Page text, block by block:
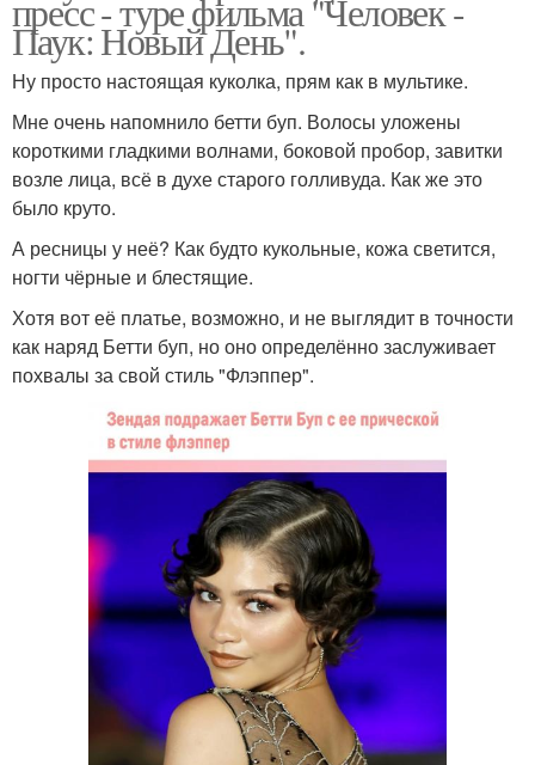
пресс - туре фильма "Человек -
Паук: Новый День".
Ну просто настоящая куколка, прям как в мультике.
Мне очень напомнило бетти буп. Волосы уложены
короткими гладкими волнами, боковой пробор, завитки
возле лица, всё в духе старого голливуда. Как же это
было круто.
А ресницы у неё? Как будто кукольные, кожа светится,
ногти чёрные и блестящие.
Хотя вот её платье, возможно, и не выглядит в точности
как наряд Бетти буп, но оно определённо заслуживает
похвалы за свой стиль "Флэппер".